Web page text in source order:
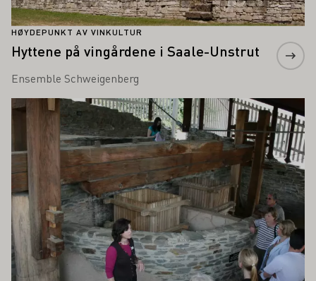
HØYDEPUNKT AV VINKULTUR
Hyttene på vingårdene i Saale-Unstrut
Ensemble Schweigenberg
Lær mer om dette